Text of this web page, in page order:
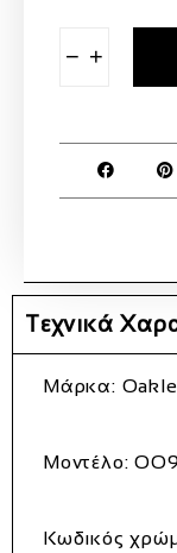
− +
Τεχνικά
Μάρκα:
Μοντέλο:
Κωδικός